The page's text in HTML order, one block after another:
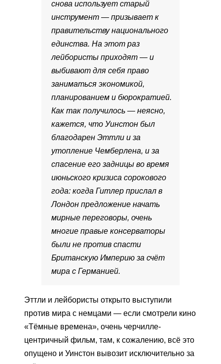
снова использует старый
инструмент — призывает к
правительству национального
единства. На этот раз
лейбористы приходят — и
выбивают для себя право
заниматься экономикой,
планированием и бюрократией.
Как так получилось — неясно,
кажется, что Уинстон был
благодарен Эттли и за
утопление Чемберлена, и за
спасение его задницы во время
июньского кризиса сорокового
года: когда Гитлер прислал в
Лондон предложение начать
мирные переговоры, очень
многие правые консерваторы
были не против спасти
Британскую Империю за счёт
мира с Германией.
Эттли и лейбористы открыто выступили
против мира с немцами — если смотрели кино
«Тёмные времена», очень черчилле-
центричный фильм, там, к сожалению, всё это
опущено и Уинстон вывозит исключительно за